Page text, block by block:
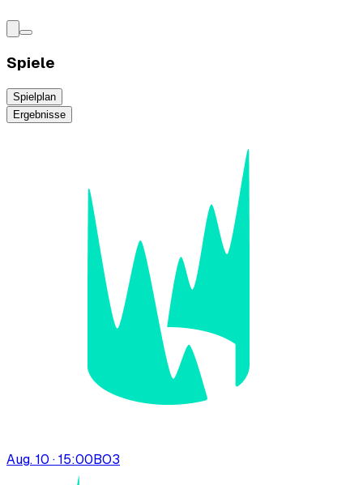
Spiele
Spielplan
Ergebnisse
Aug. 10 · 15:00BO3